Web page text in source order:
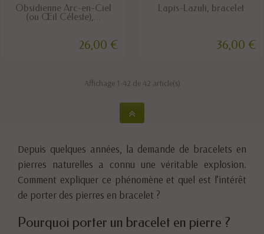
EN STOCK
Obsidienne Arc-en-Ciel
(ou Œil Céleste),...
26,00 €
EN STOCK
Lapis-Lazuli, bracelet
36,00 €
Affichage 1-42 de 42 article(s)
Depuis quelques années, la demande de bracelets en
pierres naturelles a connu une véritable explosion.
Comment expliquer ce phénomène et quel est l’intérêt
de porter des pierres en bracelet ?
Pourquoi porter un bracelet en pierre ?